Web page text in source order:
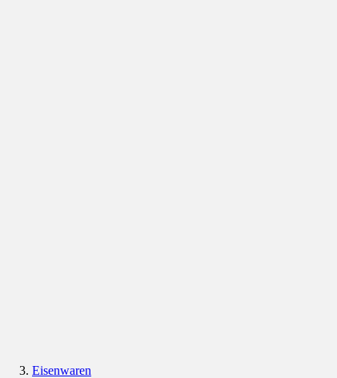
Eisenwaren